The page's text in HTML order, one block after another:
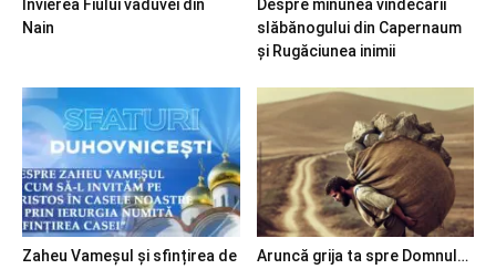
Învierea Fiului văduvei din
Nain
Despre minunea vindecării
slăbănogului din Capernaum
și Rugăciunea inimii
Zaheu Vameșul și sfințirea de
Aruncă grija ta spre Domnul…